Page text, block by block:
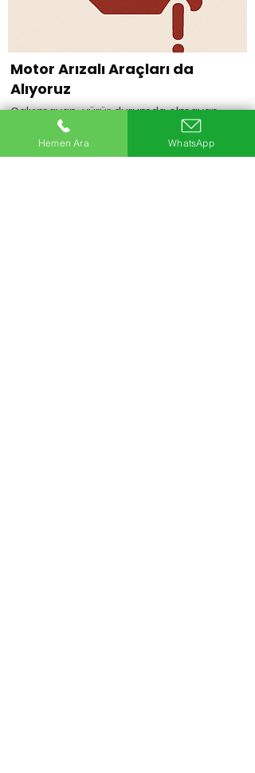
Motor Arızalı Araçları da
Alıyoruz
Çalışmayan, yürür durumda olmayan
veya motoru arızalı araçlarınızı da
değerlendiriyoruz.
Hemen Ara WhatsApp